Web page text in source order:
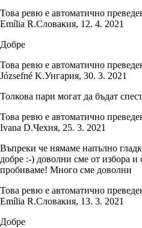
Това ревю е автоматично
Emília R.Словакия, 12. 4. 2021
Добре
Това ревю е автоматично
Józsefné K.Унгария, 30. 3. 2021
Толкова пари могат да бъдат
Това ревю е автоматично
Ivana D.Чехия, 25. 3. 2021
Въпреки че нямаме напълно
добре :-) доволни сме от избора и
пробиваме! Много сме доволни
Това ревю е автоматично
Emília R.Словакия, 13. 3. 2021
Добре